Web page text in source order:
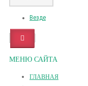
Везде
МЕНЮ САЙТА
ГЛАВНАЯ